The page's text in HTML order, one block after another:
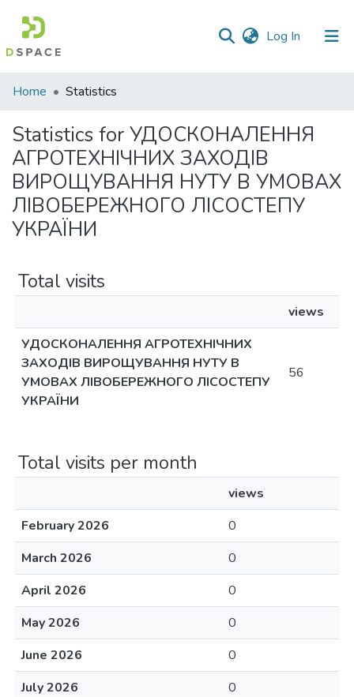
Log In (current)
Communities
Collections
All of DSpace
Home Statistics
Statistics for УДОСКОНАЛЕННЯ
АГРОТЕХНІЧНИХ ЗАХОДІВ
ВИРОЩУВАННЯ НУТУ В УМОВАХ
ЛІВОБЕРЕЖНОГО ЛІСОСТЕПУ
УКРАЇНИ
Total visits
views
УДОСКОНАЛЕННЯ АГРОТЕХНІЧНИХ
ЗАХОДІВ ВИРОЩУВАННЯ НУТУ В
УМОВАХ ЛІВОБЕРЕЖНОГО ЛІСОСТЕПУ
УКРАЇНИ
56
Total visits per month
views
February 2026
0
March 2026
0
April 2026
0
May 2026
0
June 2026
0
July 2026
0